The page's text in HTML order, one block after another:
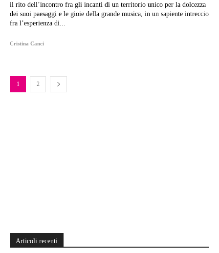
il rito dell’incontro fra gli incanti di un territorio unico per la dolcezza
dei suoi paesaggi e le gioie della grande musica, in un sapiente intreccio
fra l’esperienza di...
Cristina Canci
1 2
Articoli recenti